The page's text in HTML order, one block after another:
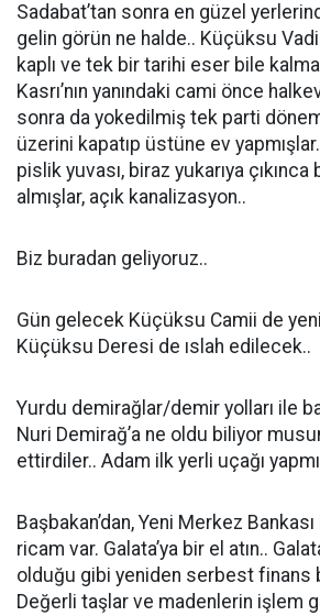
Sadabat’tan sonra en güzel
gelin görün ne halde.. Küçüksu
kaplı ve tek bir tarihi eser bile
Kasrı’nın yanındaki cami önce
sonra da yokedilmiş tek parti
üzerini kapatıp üstüne ev
pislik yuvası, biraz yukarıya
almışlar, açık kanalizasyon..
Biz buradan geliyoruz..
Gün gelecek Küçüksu Camii de
Küçüksu Deresi de ıslah edilecek..
Yurdu demirağlar/demir yolları ile
Nuri Demirağ’a ne oldu biliyor
ettirdiler.. Adam ilk yerli uçağı
Başbakan’dan, Yeni Merkez Bankası
ricam var. Galata’ya bir el atın..
olduğu gibi yeniden serbest finans
Değerli taşlar ve madenlerin işlem